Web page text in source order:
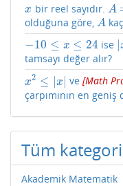
x
x bir reel sayıdır. A
A=
olduğuna göre, A
A
−10 ≤ x ≤ 24
−10≤ x≤24 ise ||
tamsayı değer alır?
x2 ≤ |x|
x2≤ |x ve[Math
çarpımının en geniş
Tüm
Akademik Matematik